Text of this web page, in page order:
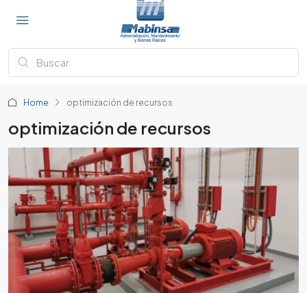
Home optimización de recursos
optimización de recursos